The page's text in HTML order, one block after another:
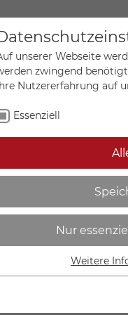
weiß,
unserer Webseite
zwingend
Nutzererfahrung auf
Essenziell
Nur
Essenzielle Cookies
Weitere